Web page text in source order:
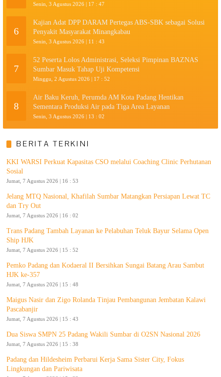
Senin, 3 Agustus 2026 | 17 : 47
6
Kajian Adat DPP DARAM Pertegas ABS-SBK sebagai Solusi
Penyakit Masyarakat Minangkabau
Senin, 3 Agustus 2026 | 11 : 43
7
52 Peserta Lolos Administrasi, Seleksi Pimpinan BAZNAS
Sumbar Masuk Tahap Uji Kompetensi
Minggu, 2 Agustus 2026 | 17 : 52
8
Air Baku Keruh, Perumda AM Kota Padang Hentikan
Sementara Produksi Air pada Tiga Area Layanan
Senin, 3 Agustus 2026 | 13 : 02
BERITA TERKINI
KKI WARSI Perkuat Kapasitas CSO melalui Coaching Clinic Perhutanan
Sosial
Jumat, 7 Agustus 2026 | 16 : 53
Jelang MTQ Nasional, Khafilah Sumbar Matangkan Persiapan Lewat TC
dan Try Out
Jumat, 7 Agustus 2026 | 16 : 02
Trans Padang Tambah Layanan ke Pelabuhan Teluk Bayur Selama Open
Ship HJK
Jumat, 7 Agustus 2026 | 15 : 52
Pemko Padang dan Kodaeral II Bersihkan Sungai Batang Arau Sambut
HJK ke-357
Jumat, 7 Agustus 2026 | 15 : 48
Maigus Nasir dan Zigo Rolanda Tinjau Pembangunan Jembatan Kalawi
Pascabanjir
Jumat, 7 Agustus 2026 | 15 : 43
Dua Siswa SMPN 25 Padang Wakili Sumbar di O2SN Nasional 2026
Jumat, 7 Agustus 2026 | 15 : 38
Padang dan Hildesheim Perbarui Kerja Sama Sister City, Fokus
Lingkungan dan Pariwisata